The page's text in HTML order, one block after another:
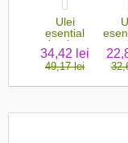
Ulei
esential
de piper
roz
34,42 lei
49,17 lei